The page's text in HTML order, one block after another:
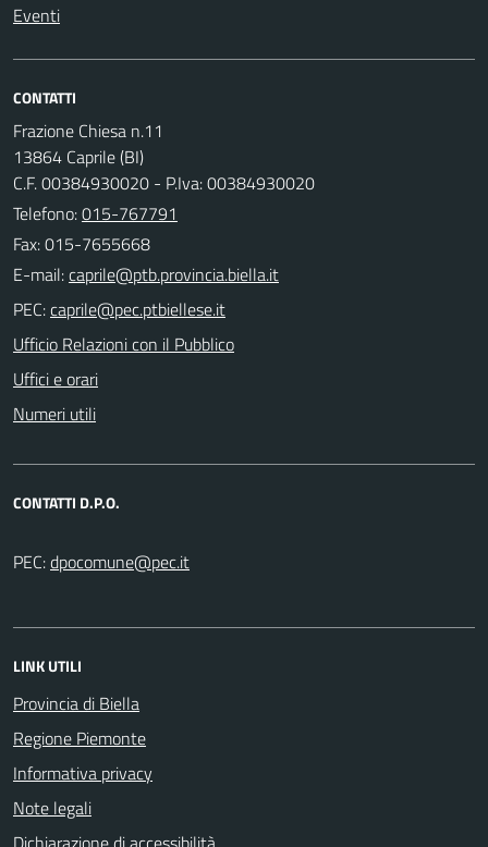
Eventi
CONTATTI
Frazione Chiesa n.11
13864 Caprile (BI)
C.F. 00384930020 - P.Iva: 00384930020
Telefono:015-767791
Fax: 015-7655668
E-mail:
PEC:
Ufficio Relazioni con il Pubblico
Uffici e orari
Numeri utili
CONTATTI D.P.O.
PEC:
LINK UTILI
Provincia di Biella
Regione Piemonte
Informativa privacy
Note legali